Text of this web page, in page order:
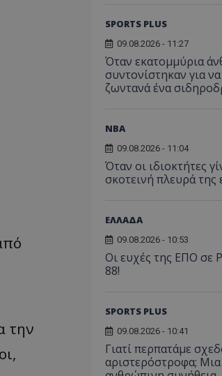
την
SPORTS PLUS
09.08.2026 - 11:27
Όταν εκατομμύρια
συντονίστηκαν για
ζωντανά ένα
NBA
09.08.2026 - 11:04
Όταν οι ιδιοκτήτες
σκοτεινή πλευρά της
ΕΛΛΑΔΑ
09.08.2026 - 10:53
Οι ευχές της ΕΠΟ σε
88!
SPORTS PLUS
09.08.2026 - 10:41
Γιατί περπατάμε
αριστερόστροφα;